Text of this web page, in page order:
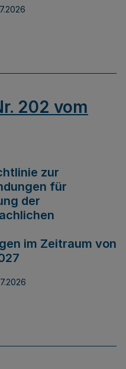
202 vom
zur
für
der
im Zeitraum von